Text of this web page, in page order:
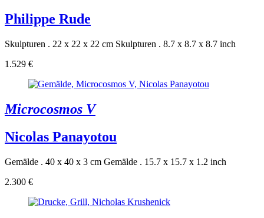
Philippe Rude
Skulpturen . 22 x 22 x 22 cm Skulpturen . 8.7 x 8.7 x 8.7 inch
1.529 €
Microcosmos V
Nicolas Panayotou
Gemälde . 40 x 40 x 3 cm Gemälde . 15.7 x 15.7 x 1.2 inch
2.300 €